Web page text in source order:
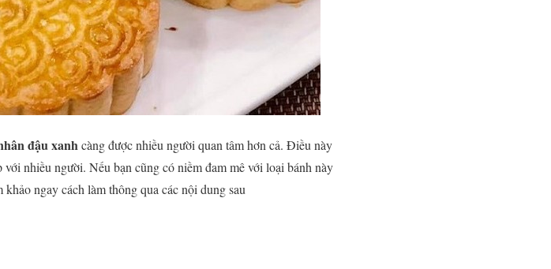
đậu xanhcàng được nhiều người quan tâm hơn cả. Điều này
nhiều người. Nếu bạn cũng có niềm đam mê với loại bánh này
ngay cách làm thông qua các nội dung sau